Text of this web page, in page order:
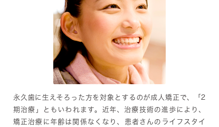
永久歯に生えそろった方を対象とするのが成人矯正で、「2
期治療」ともいわれます。近年、治療技術の進歩により、
矯正治療に年齢は関係なくなり、患者さんのライフスタイ